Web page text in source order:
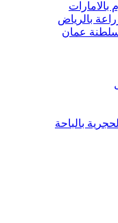
بالامارات
بالرياض
عمان
بالباحة